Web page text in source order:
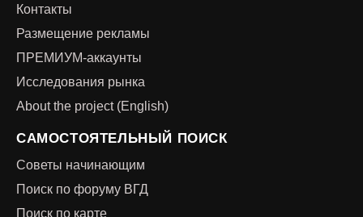
Контакты
Размещение рекламы
ПРЕМИУМ-аккаунты
Исследования рынка
About the project (English)
САМОСТОЯТЕЛЬНЫЙ ПОИСК
Советы начинающим
Поиск по форуму ВГД
Поиск по карте